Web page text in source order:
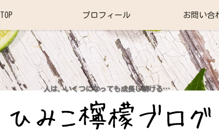
人は、いくつになっても成長し続ける…
TOP プロフィール お問い合